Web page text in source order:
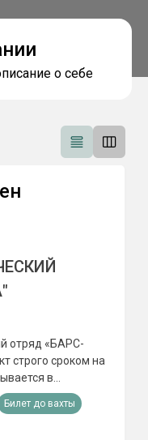
о себе
отряд «БАРС-
строго сроком на
в
в Москве,
области
в
Билет до вахты